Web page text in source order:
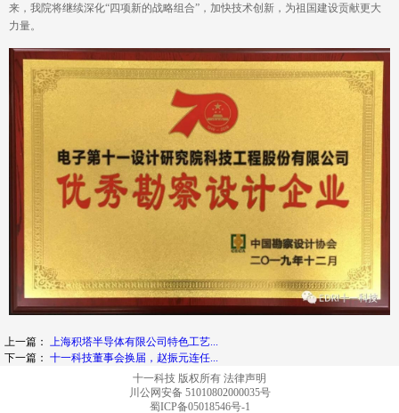
来，我院将继续深化“四项新的战略组合”，加快技术创新，为祖国建设贡献更大
力量。
上一篇： 上海积塔半导体有限公司特色工艺...
下一篇： 十一科技董事会换届，赵振元连任...
十一科技 版权所有 法律声明
川公网安备 51010802000035号
蜀ICP备05018546号-1